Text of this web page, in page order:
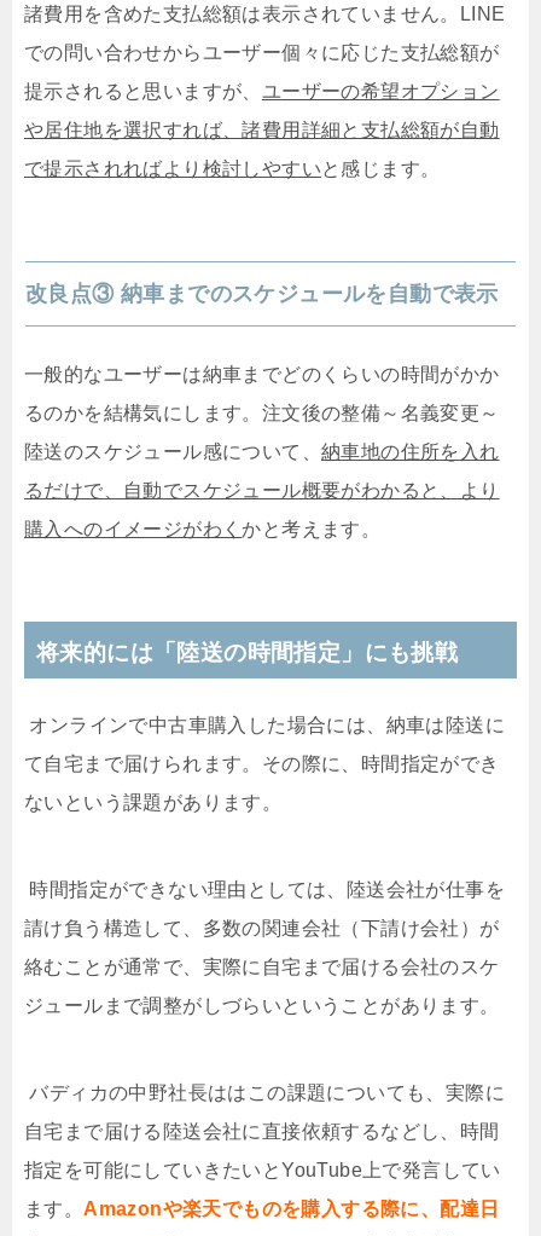
諸費用を含めた支払総額は表示されていません。LINE
での問い合わせからユーザー個々に応じた支払総額が
提示されると思いますが、 ユーザーの希望オプション
や居住地を選択すれば、諸費用詳細と支払総額が自動
で提示されればより検討しやすいと感じます。
改良点③ 納車までのスケジュールを自動で表示
一般的なユーザーは納車までどのくらいの時間がかか
るのかを結構気にします。注文後の整備～名義変更～
陸送のスケジュール感について、 納車地の住所を入れ
るだけで、自動でスケジュール概要がわかると、より
購入へのイメージがわくかと考えます。
将来的には「陸送の時間指定」にも挑戦
オンラインで中古車購入した場合には、納車は陸送に
て自宅まで届けられます。その際に、時間指定ができ
ないという課題があります。
時間指定ができない理由としては、陸送会社が仕事を
請け負う構造して、多数の関連会社（下請け会社）が
絡むことが通常で、実際に自宅まで届ける会社のスケ
ジュールまで調整がしづらいということがあります。
バディカの中野社長ははこの課題についても、実際に
自宅まで届ける陸送会社に直接依頼するなどし、時間
指定を可能にしていきたいとYouTube 上で発言してい
ます。Amazonや楽天でものを購入する際に、配達日